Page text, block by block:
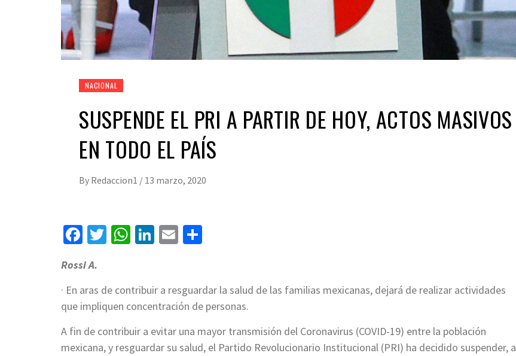
NACIONAL
SUSPENDE EL PRI A PARTIR DE HOY, ACTOS MASIVOS
EN TODO EL PAÍS
By Redaccion1 / 13 marzo, 2020
Facebook
Twitter
WhatsApp
LinkedIn
Email
Rossi A.
· En aras de contribuir a resguardar la salud de las familias mexicanas, dejará de realizar actividades
que impliquen concentración de personas.
A fin de contribuir a evitar una mayor transmisión del Coronavirus (COVID-19) entre la población
mexicana, y resguardar su salud, el Partido Revolucionario Institucional (PRI) ha decidido suspender, a